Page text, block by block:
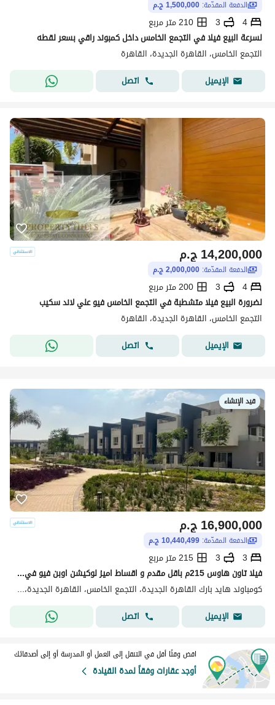
الدفعة المقدّمة: 1,500,000 ج.م
4
3
210 متر مربع
لسرعة البيع فيلا في التجمع الخامس داخل كمبوند راقي بسعر لقطه
التجمع الخامس، القاهرة الجديدة، القاهرة
الإيميل
اتصل
ج.م14,200,000
الدفعة المقدّمة: 2,000,000 ج.م
4
3
200 متر مربع
لضرورة البيع فيلا متشطبة في التجمع الخامس فيو علي لاند سكيب
التجمع الخامس، القاهرة الجديدة، القاهرة
الإيميل
اتصل
قيد الإنشاء
ج.م16,900,000
الدفعة المقدّمة: 10,440,499 ج.م
3
3
215 متر مربع
فيلا تاون هاوس 215م باقل مقدم و اقساط اميز لوكيشن اوبن فيو في هايد بارك التجمع الخامس القاهرة الجديدة بجوار ميفيدا و ماونتن فيو اي سيتي Hyde Park
كومباوند هايد بارك القاهرة الجديدة، التجمع الخامس، القاهرة الجديدة، القاهرة
الإيميل
اتصل
اقض وقتًا أقل في التنقل إلى العمل أو المدرسة أو إلى أصدقائك
أوجد عقارات وفقاً لمدة القيادة